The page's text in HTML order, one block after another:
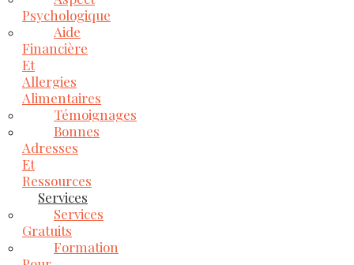
Psychologique
Aide
Financière
Et
Allergies
Alimentaires
Témoignages
Bonnes
Adresses
Et
Ressources
Services
Services
Gratuits
Formation